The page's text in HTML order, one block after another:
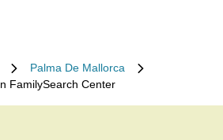
Palma De Mallorca
FamilySearch Center